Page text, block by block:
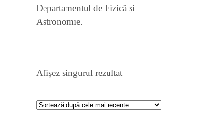
Departamentul de Fizică și
Astronomie.
Afișez singurul rezultat